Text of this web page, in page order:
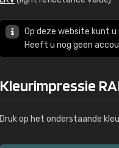
Op deze website kunt
Heeft u nog geen
Kleurimpressie
Druk op het onderstaande